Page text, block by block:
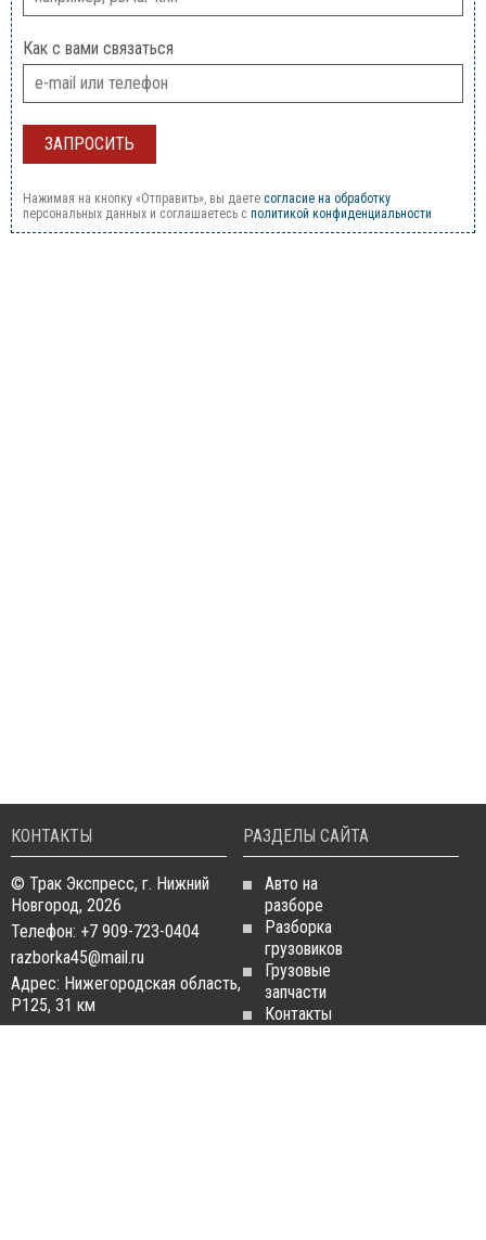
Как с вами связаться
Нажимая на кнопку «Отправить», вы даете согласие на обработку
персональных данных и соглашаетесь c политикой конфиденциальности
КОНТАКТЫ
© Трак Экспресс, г. Нижний
Новгород, 2026
Телефон: +7 909-723-0404
razborka45@mail.ru
Адрес: Нижегородская область,
Р125, 31 км
РАЗДЕЛЫ САЙТА
Авто на
разборе
Разборка
грузовиков
Грузовые
запчасти
Контакты